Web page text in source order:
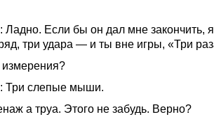
Ладно. Если бы он дал мне закончить,
три удара — и ты вне игры, «Три
измерения?
Три слепые мыши.
а труа. Этого не забудь. Верно?